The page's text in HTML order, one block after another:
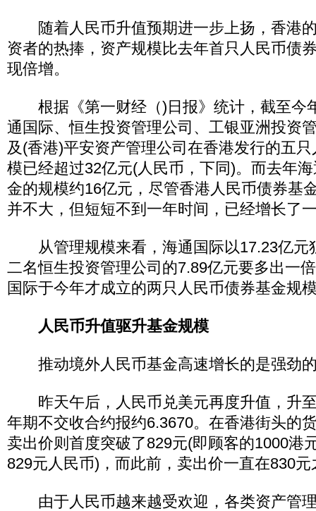
随着人民币升值预期进一步上扬，香港
资者的热捧，资产规模比去年首只人民币债
现倍增。
根据《第一财经（)日报》统计，截至今
通国际、恒生投资管理公司、工银亚洲投资
及(香港)平安资产管理公司在香港发行的五
模已经超过32亿元(人民币，下同)。而去年
金的规模约16亿元，尽管香港人民币债券基
并不大，但短短不到一年时间，已经增长了
从管理规模来看，海通国际以17.23亿元
二名恒生投资管理公司的7.89亿元要多出一
国际于今年才成立的两只人民币债券基金规
人民币升值驱升基金规模
推动境外人民币基金高速增长的是强劲
昨天午后，人民币兑美元再度升值，升至
年期不交收合约报约6.3670。在香港街头的
卖出价则首度突破了829元(即顾客的1000港
829元人民币)，而此前，卖出价一直在830元
由于人民币越来越受欢迎，各类资产管